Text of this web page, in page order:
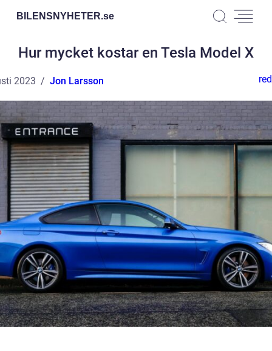
BILENSNYHETER.se
Hur mycket kostar en Tesla Model X
2023 Jon Larsson